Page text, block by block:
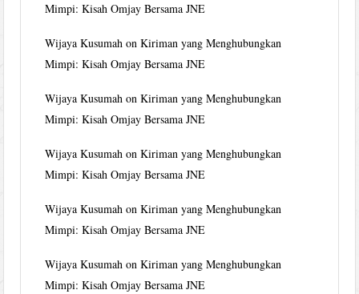
Mimpi: Kisah Omjay Bersama JNE
Wijaya Kusumah onKiriman yang Menghubungkan
Mimpi: Kisah Omjay Bersama JNE
Wijaya Kusumah onKiriman yang Menghubungkan
Mimpi: Kisah Omjay Bersama JNE
Wijaya Kusumah onKiriman yang Menghubungkan
Mimpi: Kisah Omjay Bersama JNE
Wijaya Kusumah onKiriman yang Menghubungkan
Mimpi: Kisah Omjay Bersama JNE
Wijaya Kusumah onKiriman yang Menghubungkan
Mimpi: Kisah Omjay Bersama JNE